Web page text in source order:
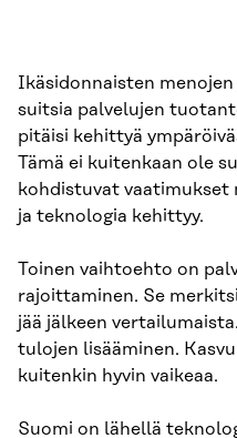
Ikäsidonnaisten
suitsia palvelujen
pitäisi kehittyä
Tämä ei kuitenkaan ole
kohdistuvat
ja teknologia kehittyy.
Toinen vaihtoehto on
rajoittaminen. Se
jää jälkeen
tulojen lisääminen.
kuitenkin hyvin vaikeaa.
Suomi on lähellä